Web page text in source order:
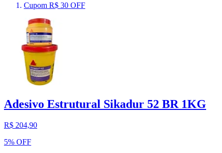
Cupom R$ 30 OFF
Adesivo Estrutural Sikadur 52 BR 1KG
R$ 204,90
5% OFF